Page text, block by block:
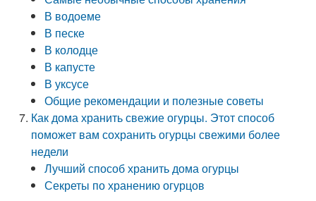
В водоеме
В песке
В колодце
В капусте
В уксусе
Общие рекомендации и полезные советы
Как дома хранить свежие огурцы. Этот способ
поможет вам сохранить огурцы свежими более
недели
Лучший способ хранить дома огурцы
Секреты по хранению огурцов